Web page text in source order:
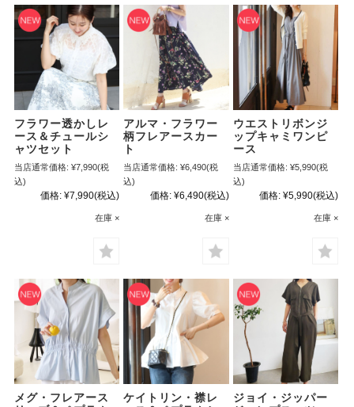
フラワー透かしレ
ース＆チュールシ
ャツセット
当店通常価格: ¥7,990(税
込)
価格: ¥7,990(税込)
在庫 ×
アルマ・フラワー
柄フレアースカー
ト
当店通常価格: ¥6,490(税
込)
価格: ¥6,490(税込)
在庫 ×
ウエストリボンジ
ップキャミワンピ
ース
当店通常価格: ¥5,990(税
込)
価格: ¥5,990(税込)
在庫 ×
メグ・フレアース
ケイトリン・襟レ
ジョイ・ジッパー